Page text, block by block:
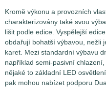
Kromě výkonu a provozních
charakterizovány také svou
lišit podle edice. Vyspělejší
obdařují bohatší výbavou, nežli
karet. Mezi standardní výbavu
například semi-pasivní
nějaké to základní LED
pak mohou nabízet podporu